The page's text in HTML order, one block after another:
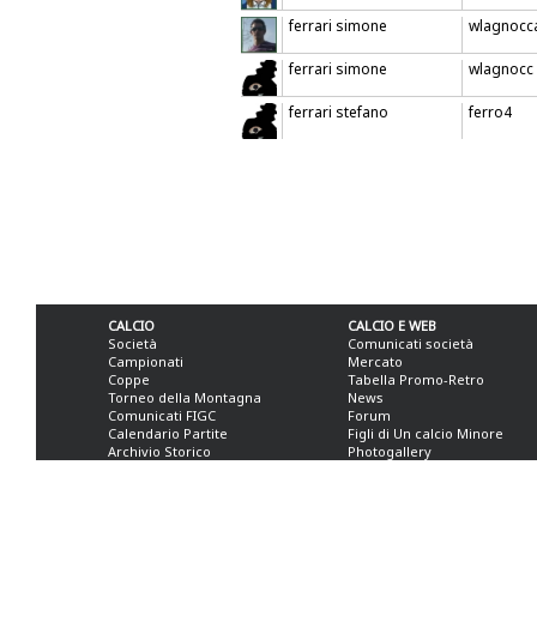
ferrari simone
ferrari simone wlagnocc
ferrari stefano ferro4
CALCIO
Società
Campionati
Coppe
Torneo della Montagna
Comunicati FIGC
Calendario Partite
Archivio Storico
CALCIO E WEB
Comunicati società
Mercato
Tabella Promo-Retro
News
Forum
Figli di Un calcio Minore
Photogallery